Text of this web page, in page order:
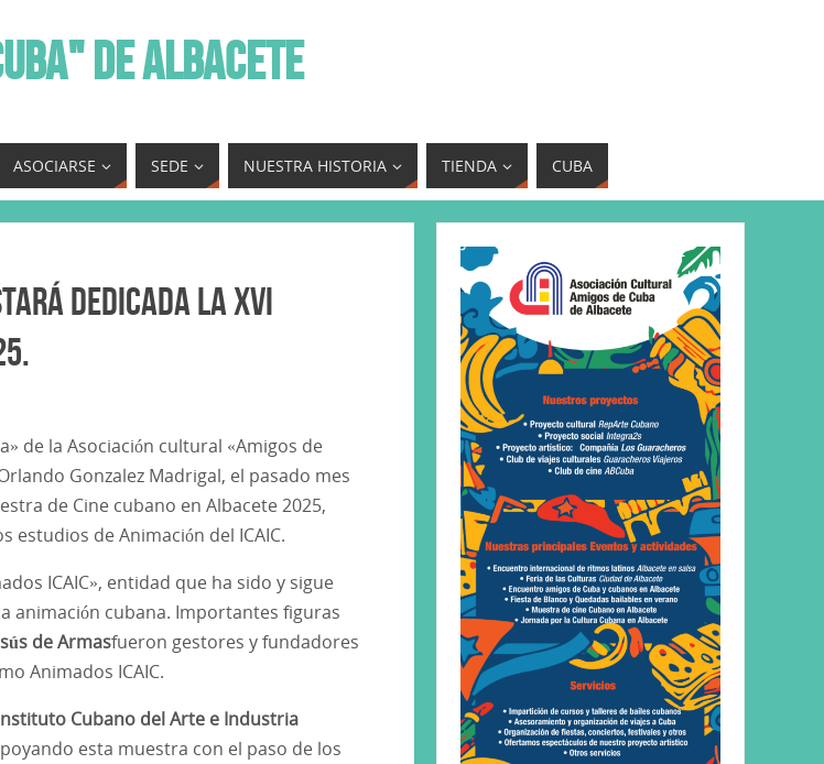
DE ALBACETE
ASOCIARSE SEDE NUESTRA HISTORIA TIENDA CUBA
dedicada la XVI
de la Asociación cultural «Amigos de
Gonzalez Madrigal, el pasado mes
de Cine cubano en Albacete 2025,
estudios de Animación del ICAIC.
ICAIC», entidad que ha sido y sigue
animación cubana. Importantes figuras
de Armasfueron gestores y fundadores
Animados ICAIC.
Cubano del Arte e Industria
esta muestra con el paso de los